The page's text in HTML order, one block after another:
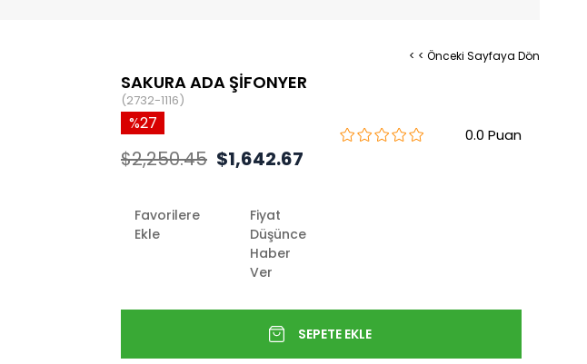
< < Önceki Sayfaya Dön
SAKURA ADA ŞİFONYER
(2732-1116)
0.0
27
$2,250.45 $1,642.67
Favorilere
Ekle
Fiyat
Düşünce
Haber
Ver